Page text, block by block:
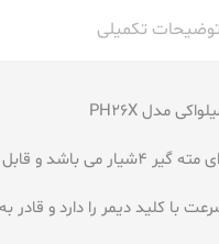
توضیحات تکمیلی
استفاده در امور صنعتی است
با کلید دیمر را دارد و